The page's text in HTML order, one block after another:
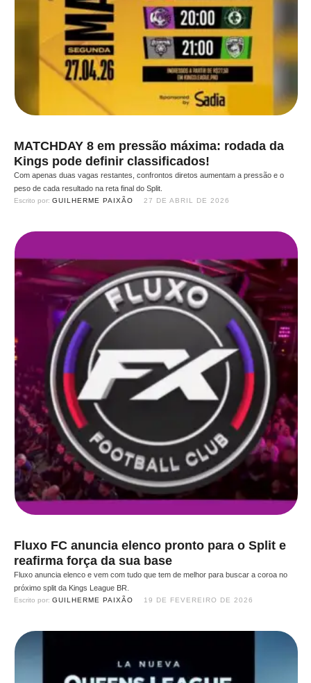
MATCHDAY 8 em pressão máxima: rodada da
Kings pode definir classificados!
Com apenas duas vagas restantes, confrontos diretos aumentam a pressão e o
peso de cada resultado na reta final do Split.
Escrito por: GUILHERME PAIXÃO 27 DE ABRIL DE 2026
Fluxo FC anuncia elenco pronto para o Split e
reafirma força da sua base
Fluxo anuncia elenco e vem com tudo que tem de melhor para buscar a coroa no
próximo split da Kings League BR.
Escrito por: GUILHERME PAIXÃO 19 DE FEVEREIRO DE 2026